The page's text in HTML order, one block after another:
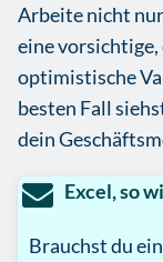
Arbeite nicht
eine
optimistische
besten Fall
dein
Excel, so
Brauchst du